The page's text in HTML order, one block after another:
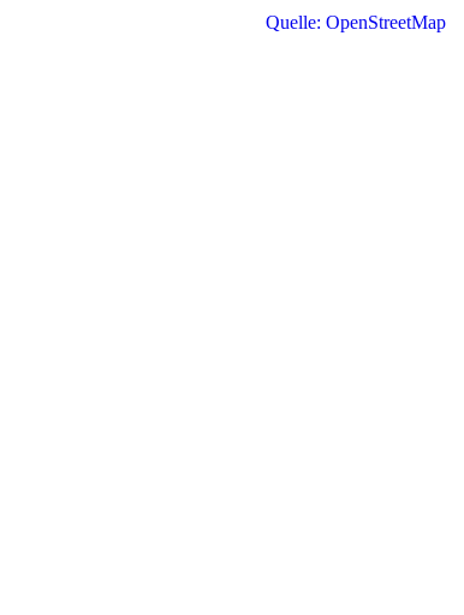
Quelle: OpenStreetMap